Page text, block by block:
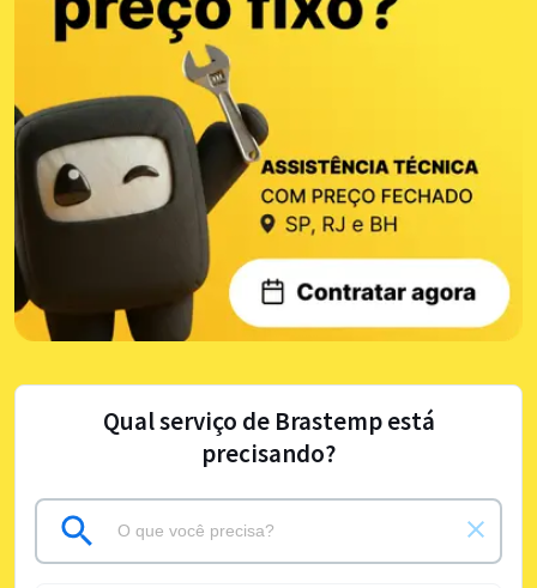
Qual serviço de Brastemp está
precisando?